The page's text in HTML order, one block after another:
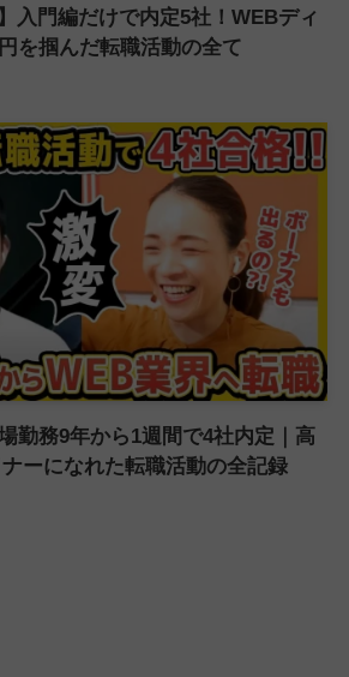
入門編だけで内定5社！WEBディ
を掴んだ転職活動の全て
勤務9年から1週間で4社内定｜高
ーになれた転職活動の全記録